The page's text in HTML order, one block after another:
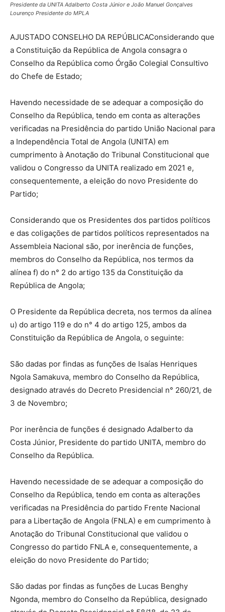
Presidente da UNITA Adalberto Costa Júnior e João Manuel Gonçalves
Lourenço Presidente do MPLA
AJUSTADO CONSELHO DA REPÚBLICAConsiderando que
a Constituição da República de Angola consagra o
Conselho da República como Órgão Colegial Consultivo
do Chefe de Estado;
Havendo necessidade de se adequar a composição do
Conselho da República, tendo em conta as alterações
verificadas na Presidência do partido União Nacional para
a Independência Total de Angola (UNITA) em
cumprimento à Anotação do Tribunal Constitucional que
validou o Congresso da UNITA realizado em 2021 e,
consequentemente, a eleição do novo Presidente do
Partido;
Considerando que os Presidentes dos partidos políticos
e das coligações de partidos políticos representados na
Assembleia Nacional são, por inerência de funções,
membros do Conselho da República, nos termos da
alínea f) do n° 2 do artigo 135 da Constituição da
República de Angola;
O Presidente da República decreta, nos termos da alínea
u) do artigo 119 e do n° 4 do artigo 125, ambos da
Constituição da República de Angola, o seguinte:
São dadas por findas as funções de Isaías Henriques
Ngola Samakuva, membro do Conselho da República,
designado através do Decreto Presidencial n° 260/21, de
3 de Novembro;
Por inerência de funções é designado Adalberto da
Costa Júnior, Presidente do partido UNITA, membro do
Conselho da República.
Havendo necessidade de se adequar a composição do
Conselho da República, tendo em conta as alterações
verificadas na Presidência do partido Frente Nacional
para a Libertação de Angola (FNLA) e em cumprimento à
Anotação do Tribunal Constitucional que validou o
Congresso do partido FNLA e, consequentemente, a
eleição do novo Presidente do Partido;
São dadas por findas as funções de Lucas Benghy
Ngonda, membro do Conselho da República, designado